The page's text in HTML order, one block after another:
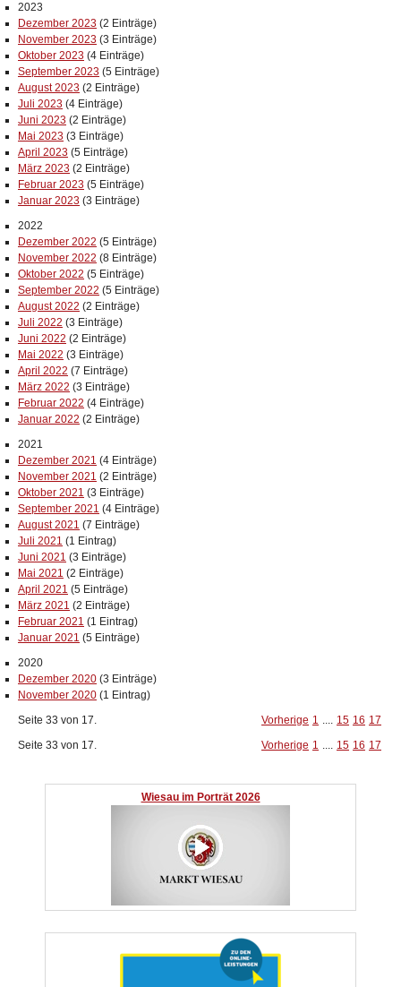
2023
Dezember 2023 (2 Einträge)
November 2023 (3 Einträge)
Oktober 2023 (4 Einträge)
September 2023 (5 Einträge)
August 2023 (2 Einträge)
Juli 2023 (4 Einträge)
Juni 2023 (2 Einträge)
Mai 2023 (3 Einträge)
April 2023 (5 Einträge)
März 2023 (2 Einträge)
Februar 2023 (5 Einträge)
Januar 2023 (3 Einträge)
2022
Dezember 2022 (5 Einträge)
November 2022 (8 Einträge)
Oktober 2022 (5 Einträge)
September 2022 (5 Einträge)
August 2022 (2 Einträge)
Juli 2022 (3 Einträge)
Juni 2022 (2 Einträge)
Mai 2022 (3 Einträge)
April 2022 (7 Einträge)
März 2022 (3 Einträge)
Februar 2022 (4 Einträge)
Januar 2022 (2 Einträge)
2021
Dezember 2021 (4 Einträge)
November 2021 (2 Einträge)
Oktober 2021 (3 Einträge)
September 2021 (4 Einträge)
August 2021 (7 Einträge)
Juli 2021 (1 Eintrag)
Juni 2021 (3 Einträge)
Mai 2021 (2 Einträge)
April 2021 (5 Einträge)
März 2021 (2 Einträge)
Februar 2021 (1 Eintrag)
Januar 2021 (5 Einträge)
2020
Dezember 2020 (3 Einträge)
November 2020 (1 Eintrag)
Seite 33 von 17.
Vorherige 1 .... 15 16 17
Seite 33 von 17.
Vorherige 1 .... 15 16 17
Wiesau im Porträt 2026